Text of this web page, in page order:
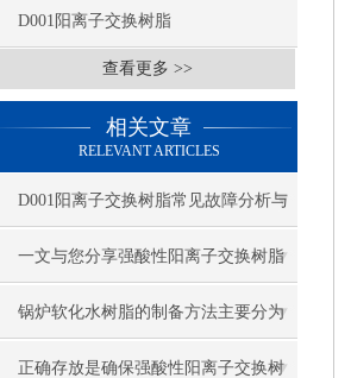
D001阳离子交换树脂
查看更多 >>
相关文章
RELEVANT ARTICLES
D001阳离子交换树脂常见故障分析与
针对性解决方法分享
一文与您分享强酸性阳离子交换树脂
的常见问题相应解决方法
锅炉软化水树脂的制备方法主要分为
这两大步骤
正确存放是确保强酸性阳离子交换树